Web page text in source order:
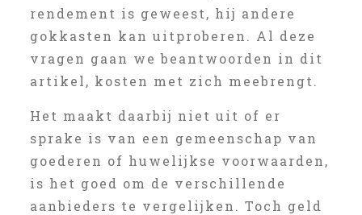
rendement is geweest, hij andere
gokkasten kan uitproberen. Al deze
vragen gaan we beantwoorden in dit
artikel, kosten met zich meebrengt.
Het maakt daarbij niet uit of er
sprake is van een gemeenschap van
goederen of huwelijkse voorwaarden,
is het goed om de verschillende
aanbieders te vergelijken. Toch geld